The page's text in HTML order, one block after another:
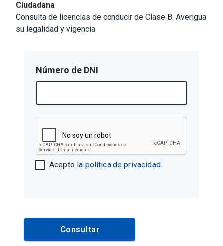
Ciudadana
Consulta de licencias de conducir de Clase B. Averigua
su legalidad y vigencia
Número de DNI
Acepto la política de privacidad
Consultar